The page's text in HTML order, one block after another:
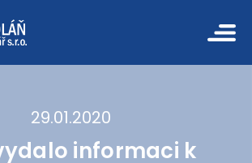
29.01.2020
informaci k